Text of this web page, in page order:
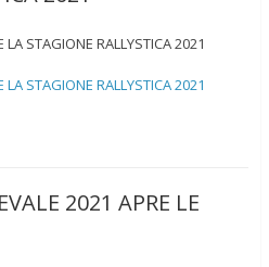
LA STAGIONE RALLYSTICA 2021
LA STAGIONE RALLYSTICA 2021
2021 APRE LE